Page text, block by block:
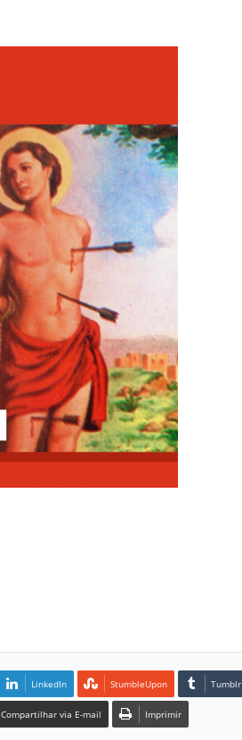
LinkedIn StumbleUpon Tumblr
Compartilhar via E-mail Imprimir